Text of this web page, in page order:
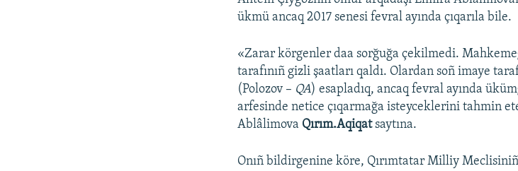
ükmü ancaq 2017 senesi fevral ayında çıqarıla bile.
«Zarar körgenler daa sorğuğa çekilmedi.
tarafınıñ gizli şaatları qaldı. Olardan soñ imaye
(Polozov – QA) esapladıq, ancaq fevral ayında
arfesinde netice çıqarmağa isteyceklerini tahmin
Ablâlimova Qırım.Aqiqatsaytına.
Onıñ bildirgenine köre, Qırımtatar Milliy